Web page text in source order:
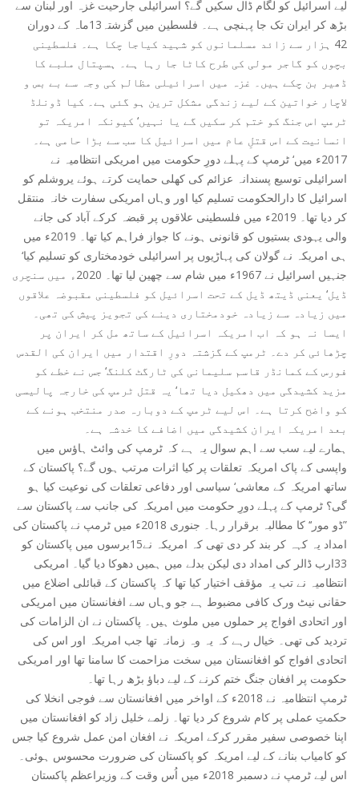
لیے اسرائیل کو لگام ڈال سکیں گے؟ اسرائیلی جارحیت غزہ اور لبنان سے
بڑھ کر ایران تک جا پہنچی ہے۔ فلسطین میں گزشتہ13ماہ کے دوران
42 ہزار سے زائد مسلمانوں کو شہید کیاجا چکا ہے۔ فلسطینی
بچوں کو گاجر مولی کی طرح کاٹا جا رہا ہے۔ ہسپتال ملبے کا
ڈھیر بن چکے ہیں۔ غزہ میں اسرائیلی مظالم کی وجہ سے بے بس و
لاچار خواتین کے لیے زندگی مشکل ترین ہو گئی ہے۔ کیا ڈونلڈ
ٹرمپ اس جنگ کو ختم کر سکیں گے یا نہیں‘ کیونکہ امریکہ تو
انسانیت کے اس قتلِ عام میں اسرائیل کا سب سے بڑا حامی ہے۔
2017ء میں‘ ٹرمپ کے پہلے دورِ حکومت میں امریکی انتظامیہ نے
اسرائیلی توسیع پسندانہ عزائم کی کھلی حمایت کرتے ہوئے یروشلم کو
اسرائیل کا دارالحکومت تسلیم کیا اور وہاں امریکی سفارت خانہ منتقل
کر دیا تھا۔ 2019ء میں فلسطینی علاقوں پر قبضہ کرکے آباد کی جانے
والی یہودی بستیوں کو قانونی ہونے کا جواز فراہم کیا تھا۔ 2019ء میں
ہی امریکہ نے گولان کی پہاڑیوں پر اسرائیلی خودمختاری کو تسلیم کیا‘
جنہیں اسرائیل نے 1967ء میں شام سے چھین لیا تھا۔ 2020ء میں سنچری
ڈیل‘ یعنی ڈیتھ ڈیل کے تحت اسرائیل کو فلسطینی مقبوضہ علاقوں
میں زیادہ سے زیادہ خودمختاری دینے کی تجویز پیش کی تھی۔
ایسا نہ ہو کہ اب امریکہ اسرائیل کے ساتھ مل کر ایران پر
چڑھائی کر دے۔ ٹرمپ کے گزشتہ دورِ اقتدار میں ایران کی القدس
فورس کے کمانڈر قاسم سلیمانی کی ٹارگٹ کلنگ‘ جس نے خطے کو
مزید کشیدگی میں دھکیل دیا تھا‘ یہ قتل ٹرمپ کی خارجہ پالیسی
کو واضح کرتا ہے۔ اس لیے ٹرمپ کے دوبارہ صدر منتخب ہونے کے
بعد امریکہ ایران کشیدگی میں اضافے کا خدشہ ہے۔
ہمارے لیے سب سے اہم سوال یہ ہے کہ ٹرمپ کی وائٹ ہاؤس میں
واپسی کے پاک امریکہ تعلقات پر کیا اثرات مرتب ہوں گے؟ پاکستان کے
ساتھ امریکہ کے معاشی‘ سیاسی اور دفاعی تعلقات کی نوعیت کیا ہو
گی؟ ٹرمپ کے پہلے دورِ حکومت میں امریکہ کی جانب سے پاکستان سے
”ڈو مور‘‘ کا مطالبہ برقرار رہا۔ جنوری 2018ء میں ٹرمپ نے پاکستان کی
امداد یہ کہہ کر بند کر دی تھی کہ امریکہ نے15برسوں میں پاکستان کو
33ارب ڈالر کی امداد دی لیکن بدلے میں ہمیں دھوکا دیا گیا۔ امریکی
انتظامیہ نے تب یہ مؤقف اختیار کیا تھا کہ پاکستان کے قبائلی اضلاع میں
حقانی نیٹ ورک کافی مضبوط ہے جو وہاں سے افغانستان میں امریکی
اور اتحادی افواج پر حملوں میں ملوث ہیں۔ پاکستان نے ان الزامات کی
تردید کی تھی۔ خیال رہے کہ یہ وہ زمانہ تھا جب امریکہ اور اس کی
اتحادی افواج کو افغانستان میں سخت مزاحمت کا سامنا تھا اور امریکی
حکومت پر افغان جنگ ختم کرنے کے لیے دباؤ بڑھ رہا تھا۔
ٹرمپ انتظامیہ نے 2018ء کے اواخر میں افغانستان سے فوجی انخلا کی
حکمتِ عملی پر کام شروع کر دیا تھا۔ زلمے خلیل زاد کو افغانستان میں
اپنا خصوصی سفیر مقرر کرکے امریکہ نے افغان امن عمل شروع کیا جس
کو کامیاب بنانے کے لیے امریکہ کو پاکستان کی ضرورت محسوس ہوئی۔
اس لیے ٹرمپ نے دسمبر 2018ء میں اُس وقت کے وزیراعظم پاکستان